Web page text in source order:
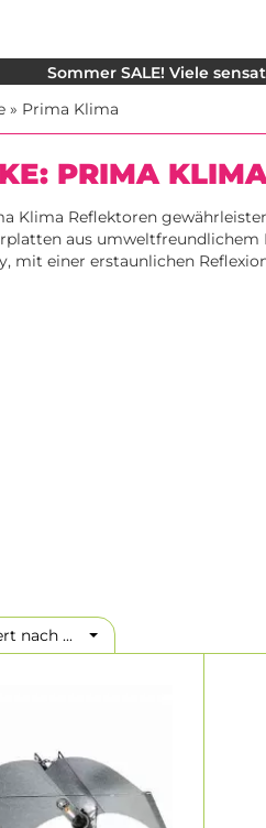
Sommer SALE! Viele
» Prima Klima
PRIMA
Klima Reflektoren
aus
mit einer erstaunlichen
nach ...